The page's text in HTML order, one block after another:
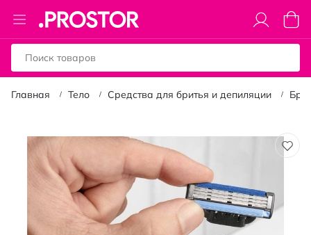
Toggle
Nav
Моя
Главная Тело Средства для бритья и депиляции
Пропустить
перейти
изображений